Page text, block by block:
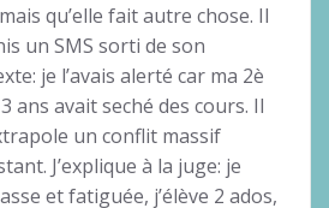
qu’elle fait autre chose. Il
un SMS sorti de son
je l’avais alerté car ma 2è
ans avait seché des cours. Il
un conflit massif
J’explique à la juge: je
et fatiguée, j’élève 2 ados,